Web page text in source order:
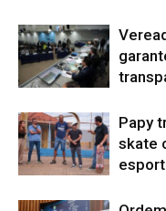
Papy
skate